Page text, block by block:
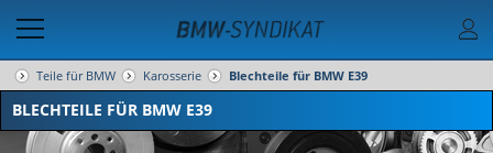
Teile für BMW Karosserie Blechteile für BMW E39
BLECHTEILE FÜR BMW E39